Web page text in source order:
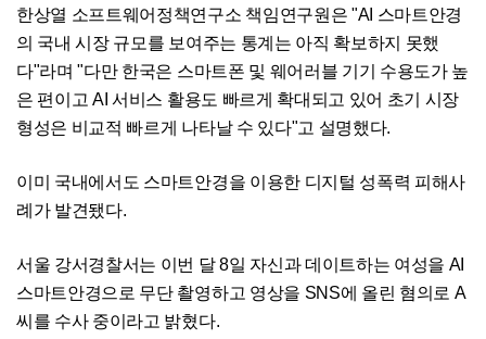
한상열 소프트웨어정책연구소 책임연구원은 "AI 스마트안경
의 국내 시장 규모를 보여주는 통계는 아직 확보하지 못했
다"라며 "다만 한국은 스마트폰 및 웨어러블 기기 수용도가 높
은 편이고 AI 서비스 활용도 빠르게 확대되고 있어 초기 시장
형성은 비교적 빠르게 나타날 수 있다"고 설명했다.
이미 국내에서도 스마트안경을 이용한 디지털 성폭력 피해사
례가 발견됐다.
서울 강서경찰서는 이번 달 8일 자신과 데이트하는 여성을 AI
스마트안경으로 무단 촬영하고 영상을 SNS에 올린 혐의로 A
씨를 수사 중이라고 밝혔다.